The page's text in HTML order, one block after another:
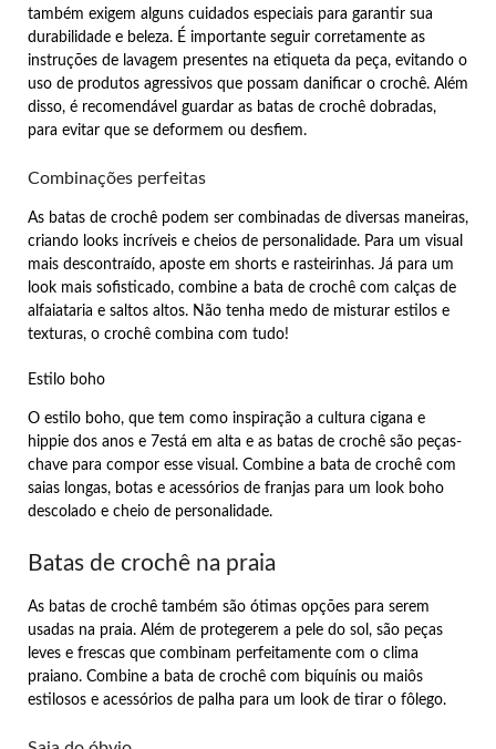
também exigem alguns cuidados especiais para garantir sua
durabilidade e beleza. É importante seguir corretamente as
instruções de lavagem presentes na etiqueta da peça, evitando o
uso de produtos agressivos que possam danificar o crochê. Além
disso, é recomendável guardar as batas de crochê dobradas,
para evitar que se deformem ou desfiem.
Combinações perfeitas
As batas de crochê podem ser combinadas de diversas maneiras,
criando looks incríveis e cheios de personalidade. Para um visual
mais descontraído, aposte em shorts e rasteirinhas. Já para um
look mais sofisticado, combine a bata de crochê com calças de
alfaiataria e saltos altos. Não tenha medo de misturar estilos e
texturas, o crochê combina com tudo!
Estilo boho
O estilo boho, que tem como inspiração a cultura cigana e
hippie dos anos e 7está em alta e as batas de crochê são peças-
chave para compor esse visual. Combine a bata de crochê com
saias longas, botas e acessórios de franjas para um look boho
descolado e cheio de personalidade.
Batas de crochê na praia
As batas de crochê também são ótimas opções para serem
usadas na praia. Além de protegerem a pele do sol, são peças
leves e frescas que combinam perfeitamente com o clima
praiano. Combine a bata de crochê com biquínis ou maiôs
estilosos e acessórios de palha para um look de tirar o fôlego.